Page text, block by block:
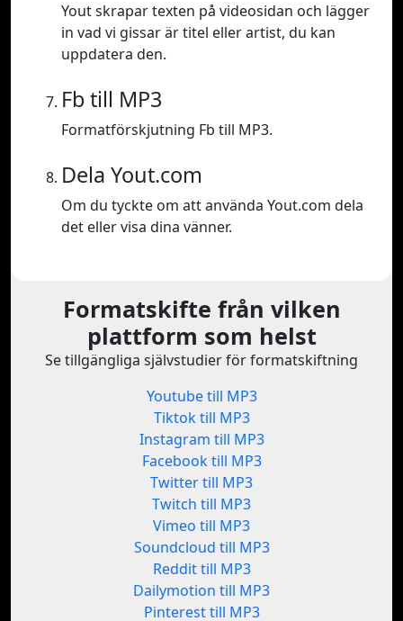
Yout skrapar texten på videosidan och lägger
in vad vi gissar är titel eller artist, du kan
uppdatera den.
Fb till MP3
Formatförskjutning Fb till MP3.
Dela Yout.com
Om du tyckte om att använda Yout.com dela
det eller visa dina vänner.
Formatskifte från vilken
plattform som helst
Se tillgängliga självstudier för formatskiftning
Youtube till MP3
Tiktok till MP3
Instagram till MP3
Facebook till MP3
Twitter till MP3
Twitch till MP3
Vimeo till MP3
Soundcloud till MP3
Reddit till MP3
Dailymotion till MP3
Pinterest till MP3